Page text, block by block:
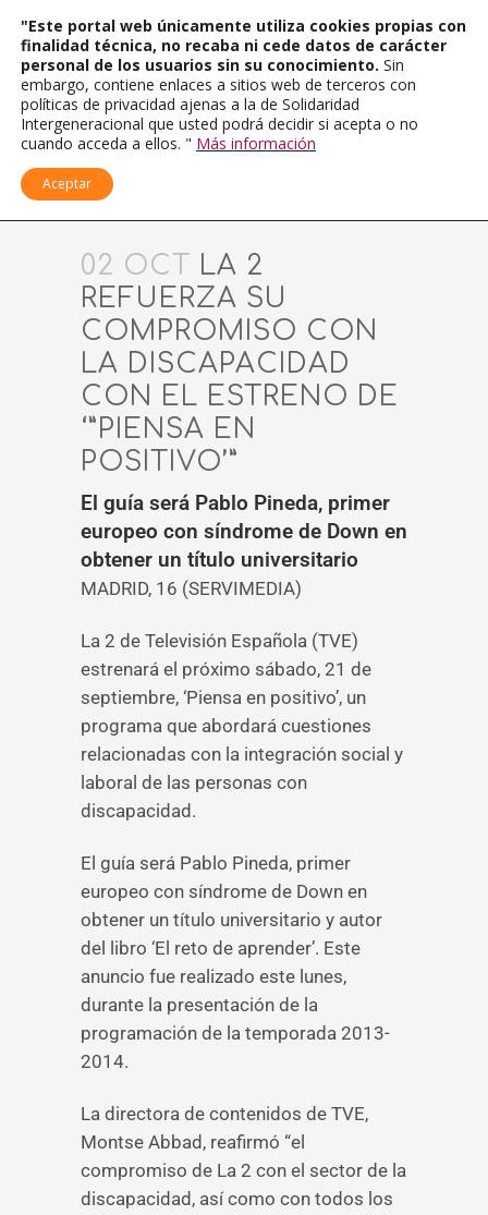
02 OCT
LA 2
REFUERZA SU
COMPROMISO CON
LA DISCAPACIDAD
CON EL ESTRENO DE
‘”PIENSA EN
POSITIVO’”
El guía será Pablo Pineda, primer
europeo con síndrome de Down en
obtener un título universitario
MADRID, 16 (SERVIMEDIA)
La 2 de Televisión Española (TVE)
estrenará el próximo sábado, 21 de
septiembre, ‘Piensa en positivo’, un
programa que abordará cuestiones
relacionadas con la integración social y
laboral de las personas con
discapacidad.
El guía será Pablo Pineda, primer
europeo con síndrome de Down en
obtener un título universitario y autor
del libro ‘El reto de aprender’. Este
anuncio fue realizado este lunes,
durante la presentación de la
programación de la temporada 2013-
2014.
La directora de contenidos de TVE,
Montse Abbad, reafirmó “el
compromiso de La 2 con el sector de la
discapacidad, así como con todos los
"Este portal web únicamente utiliza cookies propias con
finalidad técnica, no recaba ni cede datos de carácter
personal de los usuarios sin su conocimiento. Sin
embargo, contiene enlaces a sitios web de terceros con
políticas de privacidad ajenas a la de Solidaridad
Intergeneracional que usted podrá decidir si acepta o no
cuando acceda a ellos. " Más información
Aceptar